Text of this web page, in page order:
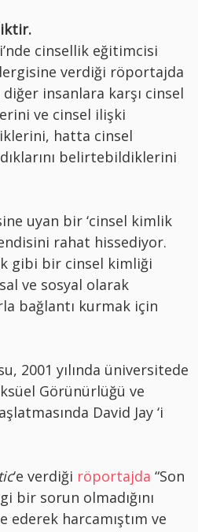
cinsellik eğitimcisi
verdiği röportajda
insanlara karşı cinsel
ve cinsel ilişki
hatta cinsel
belirtebildiklerini
uyan bir ‘cinsel kimlik
rahat hissediyor.
gibi bir cinsel kimliği
ve sosyal olarak
bağlantı kurmak için
2001 yılında üniversitede
Görünürlüğü ve
David Jay ‘i
‘e verdiği röportajda “Son
bir sorun olmadığını
ederek harcamıştım ve